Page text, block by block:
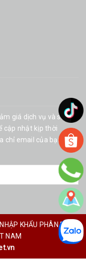
giá dịch vụ và sản
cập nhật kịp thời
chỉ email của bạn vào
KHẨU PHÂN PHỐI
NAM